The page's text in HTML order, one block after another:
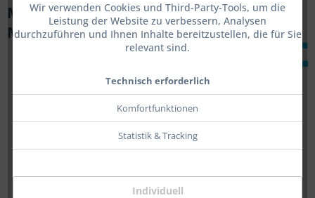
Wir verwenden Cookies und Third-Party-Tools, um die
Leistung der Website zu verbessern, Analysen
durchzuführen und Ihnen Inhalte bereitzustellen, die für Sie
relevant sind.
Technisch erforderlich
Komfortfunktionen
Statistik & Tracking
Individuell
MEC glas Zentralaufnahme mit Gewinde
M3 quer